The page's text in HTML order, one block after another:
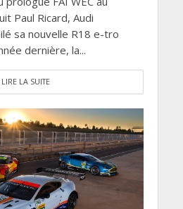
Paul Ricard, Audi
sa nouvelle R18 e-tro
dernière, la...
LIRE LA SUITE